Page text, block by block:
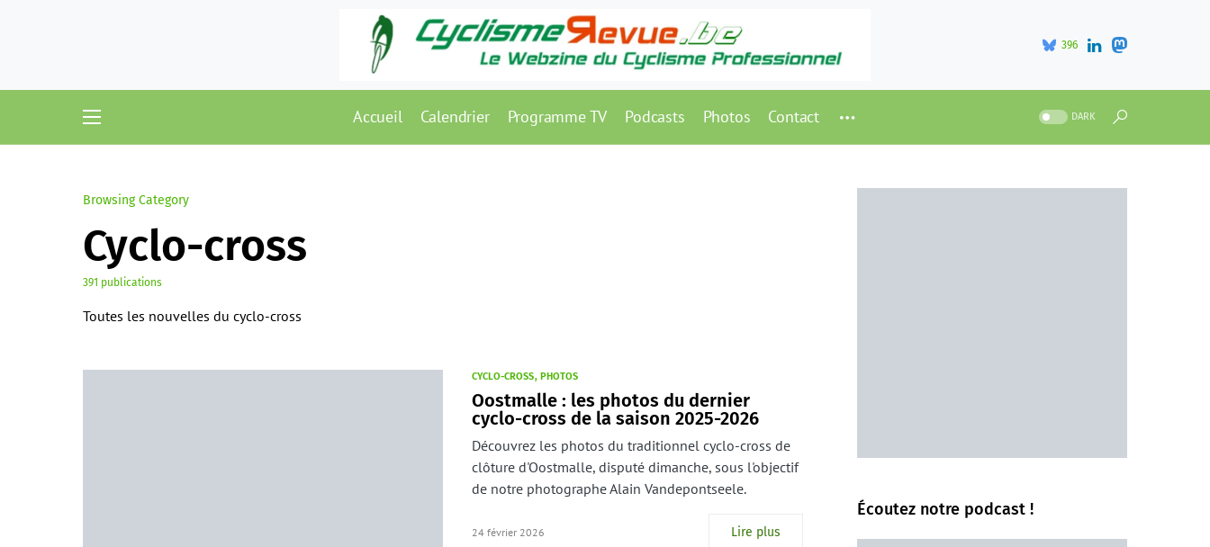
396
Accueil Calendrier Programme TV Podcasts Photos Contact DARK
Browsing Category
Cyclo-cross
391 publications
Toutes les nouvelles du cyclo-cross
CYCLO-CROSS PHOTOS
Oostmalle : les photos du dernier
cyclo-cross de la saison 2025-2026
Découvrez les photos du traditionnel cyclo-cross de
clôture d'Oostmalle, disputé dimanche, sous l'objectif
de notre photographe Alain Vandepontseele.
24 février 2026 Lire plus
Écoutez notre podcast !